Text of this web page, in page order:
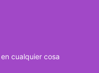
cualquier cosa